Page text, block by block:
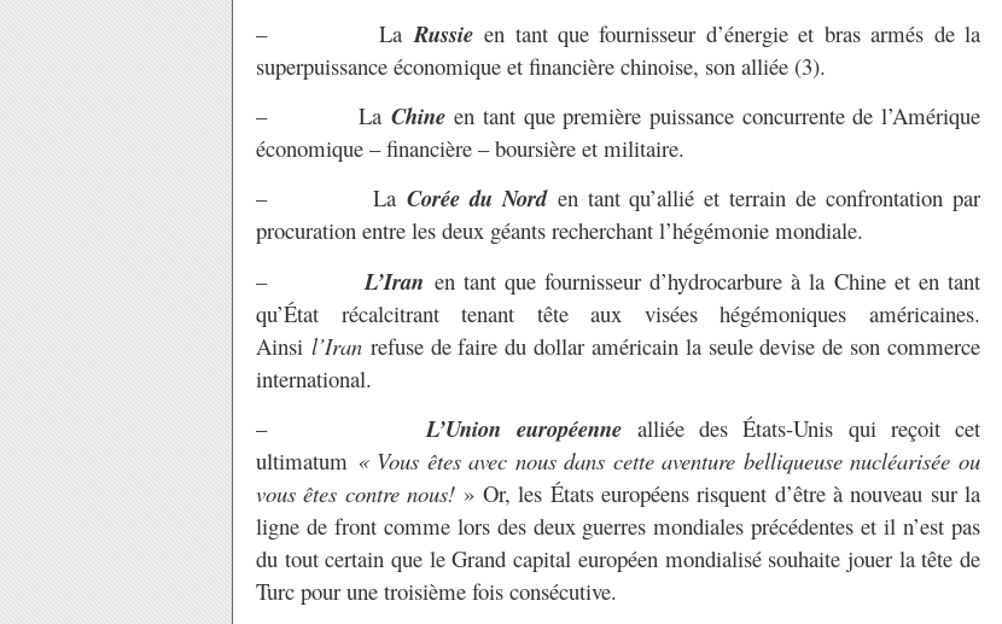
– La Russie en tant que fournisseur d’énergie et bras armés de la
superpuissance économique et financière chinoise, son alliée (3).
– La Chine en tant que première puissance concurrente de l’Amérique
économique – financière – boursière et militaire.
– La Corée du Norden tant qu’allié et terrain de confrontation par
procuration entre les deux géants recherchant l’hégémonie mondiale.
– L’Iran en tant que fournisseur d’hydrocarbure à la Chine et en tant
qu’État récalcitrant tenant tête aux visées hégémoniques américaines.
Ainsi l’Iranrefuse de faire du dollar américain la seule devise de son commerce
international.
– L’Union européennealliée des États-Unis qui reçoit cet
ultimatum « Vous êtes avec nous dans cette aventure belliqueuse nucléarisée ou
vous êtes contre nous! » Or, les États européens risquent d’être à nouveau sur la
ligne de front comme lors des deux guerres mondiales précédentes et il n’est pas
du tout certain que le Grand capital européen mondialisé souhaite jouer la tête de
Turc pour une troisième fois consécutive.